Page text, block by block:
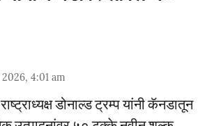
4:01 am
डोनाल्ड ट्रम्प यांनी कॅनडातून